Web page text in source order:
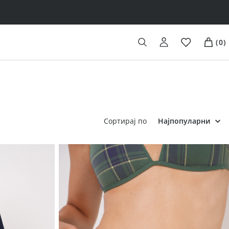
(0)
Сортирај по Најпопуларни